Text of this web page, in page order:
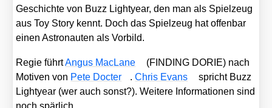
Geschich­te von Buzz Ligh­tyear, den man als Spiel­zeug
aus Toy Sto­ry kennt. Doch das Spiel­zeug hat offen­bar
einen Astro­nau­ten als Vor­bild.
Regie führtAngus MacLa­ne
(FINDING DORIE) nach
Moti­ven von Pete Doc­ter .Chris Evans
spricht Buzz
Ligh­tyear (wer auch sonst?). Wei­te­re Infor­ma­tio­nen sind